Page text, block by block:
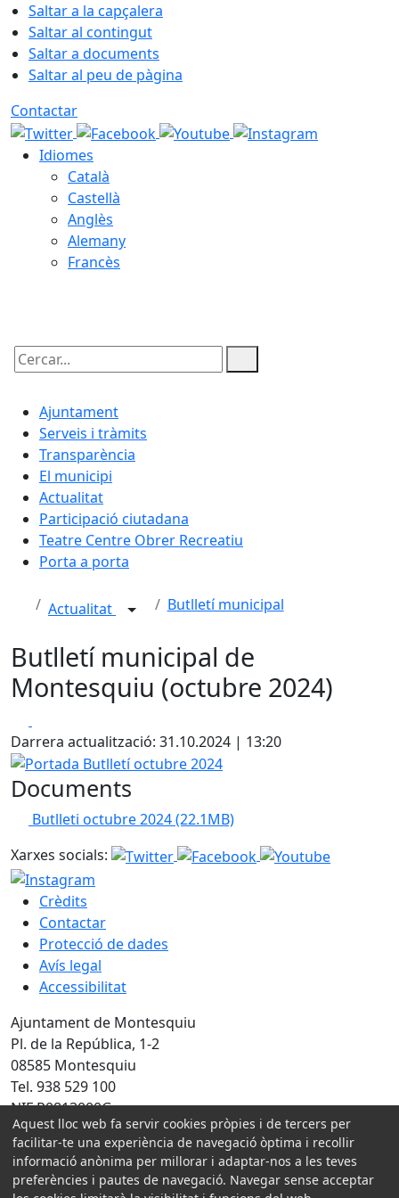
Saltar a la capçalera
Saltar al contingut
Saltar a documents
Saltar al peu de pàgina
Contactar
Idiomes
Català
Castellà
Anglès
Alemany
Francès
Cercar:
Ajuntament
Serveis i tràmits
Transparència
El municipi
Actualitat
Participació ciutadana
Teatre Centre Obrer Recreatiu
Porta a porta
Actualitat Butlletí municipal
Butlletí municipal de
Montesquiu (octubre 2024)
Darrera actualització: 31.10.2024 | 13:20
Portada Butlletí octubre 2024
Documents
Butlleti octubre 2024(22.1MB)
Xarxes socials:
Crèdits
Contactar
Protecció de dades
Avís legal
Accessibilitat
Ajuntament de Montesquiu
Pl. de la República, 1-2
08585 Montesquiu
Tel. 938 529 100
NIF P0813000G
Amb la col·laboració de:
Aquest lloc web fa servir cookies pròpies i de tercers per
facilitar-te una experiència de navegació òptima i recollir
informació anònima per millorar i adaptar-nos a les teves
preferències i pautes de navegació. Navegar sense acceptar